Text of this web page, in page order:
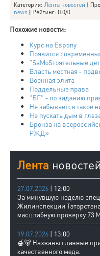
Категория: Лента новостей |
news | Рейтинг: 0.0/0
Похожие новости:
Курс на Европу
Появится
"SаMоSтоятельные
Власть местная -
Военная элита
Поддельные права
"БГ" - по заданию
Не забывается такое
Не пускать дым в
Бронза на
РЖД»
Лента новостей
27.07.2026 | 12:00
За минувшую неделю
Жилинспекции
масштабную проверку 73
19.07.2026 | 13:00
🍯🐻 Названы главные
качественного меда.